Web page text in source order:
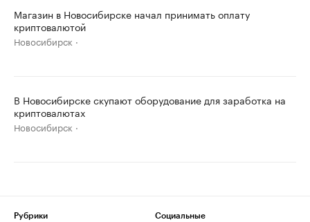
Магазин в Новосибирске начал принимать оплату
криптовалютой
Новосибирск
В Новосибирске скупают оборудование для заработка на
криптовалютах
Новосибирск
Рубрики
Социальные